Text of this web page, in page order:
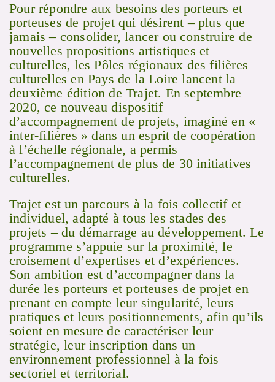
Pour répondre aux besoins des porteurs et
porteuses de projet qui désirent – plus que
jamais – consolider, lancer ou construire de
nouvelles propositions artistiques et
culturelles, les Pôles régionaux des filières
culturelles en Pays de la Loire lancent la
deuxième édition de Trajet. En septembre
2020, ce nouveau dispositif
d’accompagnement de projets, imaginé en «
inter-filières » dans un esprit de coopération
à l’échelle régionale, a permis
l’accompagnement de plus de 30 initiatives
culturelles.
Trajet est un parcours à la fois collectif et
individuel, adapté à tous les stades des
projets – du démarrage au développement. Le
programme s’appuie sur la proximité, le
croisement d’expertises et d’expériences.
Son ambition est d’accompagner dans la
durée les porteurs et porteuses de projet en
prenant en compte leur singularité, leurs
pratiques et leurs positionnements, afin qu’ils
soient en mesure de caractériser leur
stratégie, leur inscription dans un
environnement professionnel à la fois
sectoriel et territorial.